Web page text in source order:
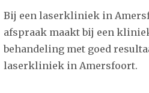
Bij een laserkliniek in
afspraak maakt bij een
behandeling met goed
laserkliniek in Amersfoort.